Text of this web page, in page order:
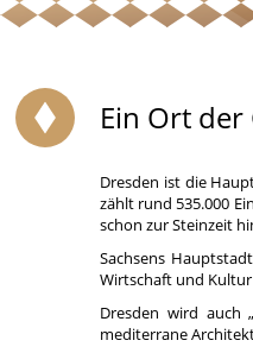
Ein Ort
Dresden ist die
zählt rund 535.000
schon zur Steinzeit
Sachsens
Wirtschaft und
Dresden wird auch
mediterrane